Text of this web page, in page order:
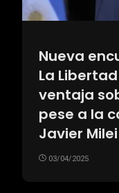
Nueva
La
ventaja
pese a la
Javier Milei
03/04/2025